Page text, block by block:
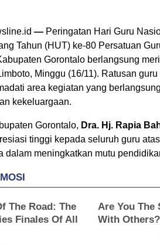
— Peringatan Hari Guru
Tahun (HUT) ke-80 Persatuan
Gorontalo berlangsung
Minggu (16/11). Ratusan
area kegiatan yang
kekeluargaan.
Gorontalo, Dra. Hj. Rapia
tinggi kepada seluruh guru
dalam meningkatkan mutu